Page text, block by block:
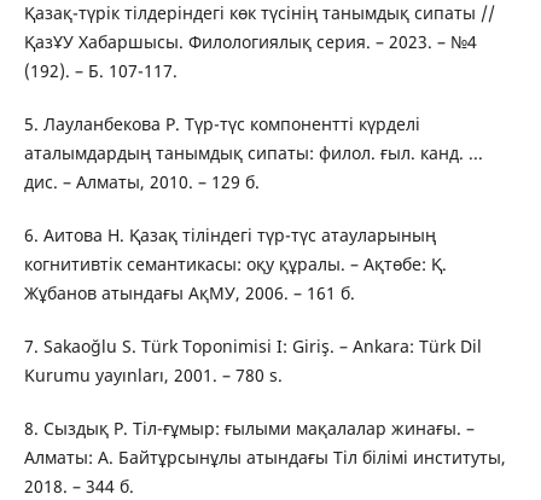
Қазақ-түрік тілдеріндегі көк түсінің танымдық сипаты //
ҚазҰУ Хабаршысы. Филологиялық серия. – 2023. – №4
(192). – Б. 107-117.
5. Лауланбекова Р. Түр-түс компонентті күрделі
аталымдардың танымдық сипаты: филол. ғыл. канд. ...
дис. – Алматы, 2010. – 129 б.
6. Аитова Н. Қазақ тіліндегі түр-түс атауларының
когнитивтік семантикасы: оқу құралы. – Ақтөбе: Қ.
Жұбанов атындағы АқМУ, 2006. – 161 б.
7. Sakaoğlu S. Türk Toponimisi I: Giriş. – Ankara: Türk Dil
Kurumu yayınları, 2001. – 780 s.
8. Сыздық Р. Тіл-ғұмыр: ғылыми мақалалар жинағы. –
Алматы: А. Байтұрсынұлы атындағы Тіл білімі институты,
2018. – 344 б.